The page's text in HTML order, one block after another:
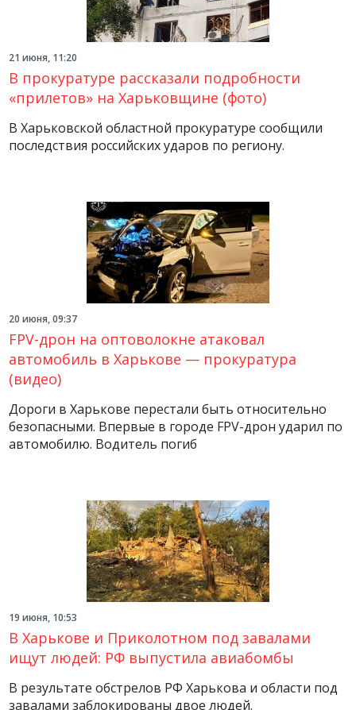
21 июня, 11:20
В прокуратуре рассказали подробности
«прилетов» на Харьковщине (фото)
В Харьковской областной прокуратуре сообщили
последствия российских ударов по региону.
20 июня, 09:37
FPV-дрон на оптоволокне атаковал
автомобиль в Харькове — прокуратура
(видео)
Дороги в Харькове перестали быть относительно
безопасными. Впервые в городе FPV-дрон ударил по
автомобилю. Водитель погиб
19 июня, 10:53
В Харькове и Приколотном под завалами
ищут людей: РФ выпустила авиабомбы
В результате обстрелов РФ Харькова и области под
завалами заблокированы двое людей.